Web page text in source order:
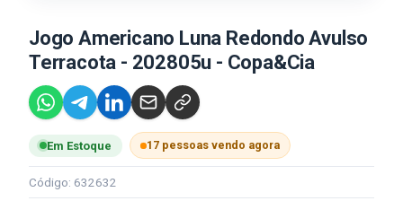
Jogo Americano Luna Redondo Avulso
Terracota - 202805u - Copa&Cia
Em Estoque 17 pessoas vendo agora
Código: 632632